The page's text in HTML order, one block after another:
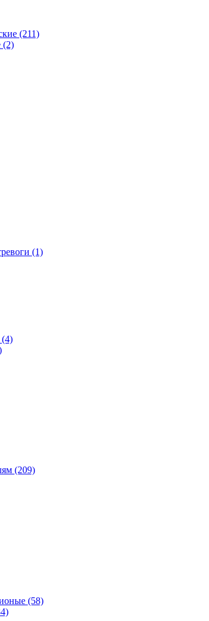
(211)
(2)
(1)
(4)
(209)
(58)